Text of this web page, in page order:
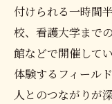
付けられる一時間
校、看護大学まで
館などで開催して
体験するフィール
人とのつながりが